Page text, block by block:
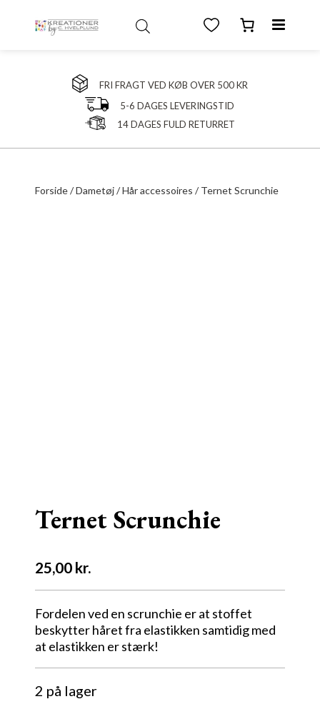
FRI FRAGT VED KØB OVER 500 KR
5-6 DAGES LEVERINGSTID
14 DAGES FULD RETURRET
Forside/Dametøj/Hår accessoires / Ternet Scrunchie
Ternet Scrunchie
25,00 kr.
Fordelen ved en scrunchie er at stoffet
beskytter håret fra elastikken samtidig med
at elastikken er stærk!
2 på lager